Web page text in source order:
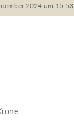
2024 um 15:53